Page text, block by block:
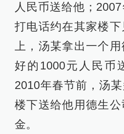
人民币送给他；
打电话约在其家楼
上，汤某拿出一个
好的1000元人民币
2010年春节前，汤
楼下送给他用德生
金。